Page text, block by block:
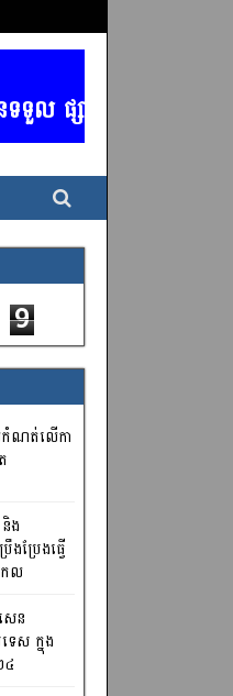
ផ្សាយពាណិជ្ជកម្ម គ្
9
កំណត់លើកា
ង
ងប្រែងធ្វើ
កល
េន
េស ក្នុង